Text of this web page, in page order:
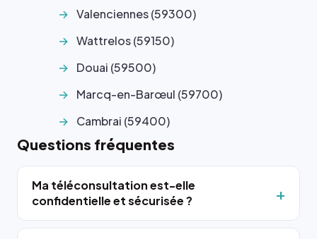
Valenciennes (59300)
Wattrelos (59150)
Douai (59500)
Marcq-en-Barœul (59700)
Cambrai (59400)
Questions fréquentes
Ma téléconsultation est-elle
confidentielle et sécurisée ?